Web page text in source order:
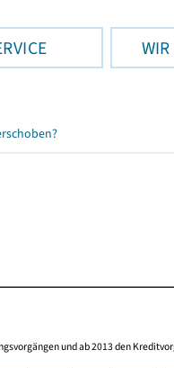
und ab 2013 den